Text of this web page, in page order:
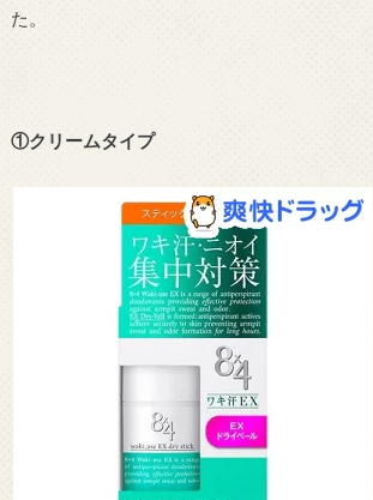
た。
①クリームタイプ